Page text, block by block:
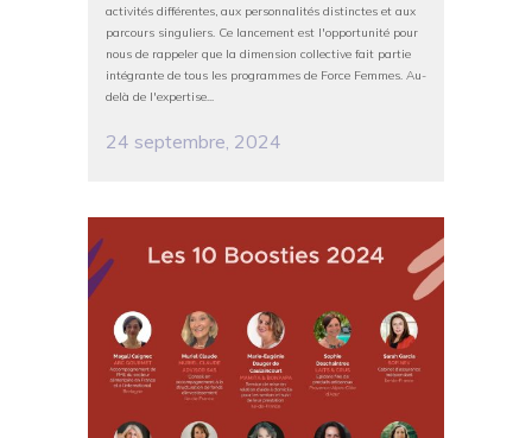
activités différentes, aux personnalités distinctes et aux
parcours singuliers. Ce lancement est l'opportunité pour
nous de rappeler que la dimension collective fait partie
intégrante de tous les programmes de Force Femmes. Au-
delà de l'expertise...
24 septembre, 2024